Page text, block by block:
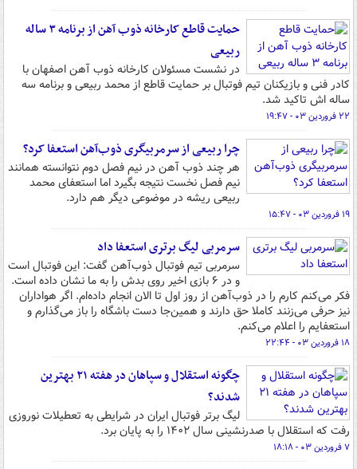
حمایت قاطع کارخانه ذوب آهن از برنامه ۳ ساله
ربیعی
در نشست مسئولان کارخانه ذوب آهن اصفهان با
کادر فنی و بازیکنان تیم فوتبال بر حمایت قاطع از محمد ربیعی و برنامه سه
ساله اش تاکید شد.
۲۲ فروردین ۰۳ - ۱۹:۴۷
چرا ربیعی از سرمربیگری ذوب‌آهن استعفا کرد؟
هر چند ذوب آهن در نیم فصل دوم نتوانسته همانند
نیم فصل نخست نتیجه بگیرد اما استعفای محمد
ربیعی ریشه در موضوعی دیگر هم دارد.
۱۹ فروردین ۰۳ - ۱۵:۴۷
سرمربی لیگ برتری استعفا داد
سرمربی تیم فوتبال ذوب‌آهن گفت: این فوتبال است
و در ۶ بازی اخیر روی بدش را به ما نشان داده است.
فکر می‌کنم کارم را در ذوب‌آهن از روز اول تا الان انجام داده‌ام. اگر هواداران
نیز حرفی می‌زنند کاملا حق دارند و همین‌جا دست باشگاه را باز می‌گذارم و
استعفایم را اعلام می‌کنم.
۱۸ فروردین ۰۳ - ۲۲:۴۴
چگونه استقلال و سپاهان در هفته ۲۱ بهترین
شدند؟
لیگ برتر فوتبال ایران در شرایطی به تعطیلات نوروزی
رفت که استقلال با صدرنشینی سال ۱۴۰۲ را به پایان برد.
۷ فروردین ۰۳ - ۱۸:۱۸